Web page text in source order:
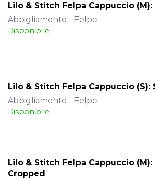
Lilo & Stitch Felpa Cappuccio
Abbigliamento - Felpe
Disponibile
Lilo & Stitch Felpa Cappuccio
Abbigliamento - Felpe
Disponibile
Lilo & Stitch Felpa Cappuccio
Cropped